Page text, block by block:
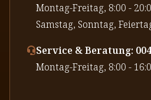
⁠Montag-Freitag, 8:00 -
⁠Samstag, Sonntag,
Service & Beratung:
⁠Montag-Freitag, 8:00 -